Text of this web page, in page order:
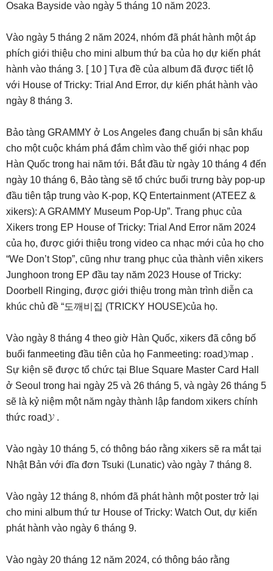
Osaka Bayside vào ngày 5 tháng 10 năm 2023.
Vào ngày 5 tháng 2 năm 2024, nhóm đã phát hành một áp
phích giới thiệu cho mini album thứ ba của họ dự kiến phát
hành vào tháng 3. [ 10 ] Tựa đề của album đã được tiết lộ
với House of Tricky: Trial And Error, dự kiến phát hành vào
ngày 8 tháng 3.
Bảo tàng GRAMMY ở Los Angeles đang chuẩn bị sân khấu
cho một cuộc khám phá đắm chìm vào thế giới nhạc pop
Hàn Quốc trong hai năm tới. Bắt đầu từ ngày 10 tháng 4 đến
ngày 10 tháng 6, Bảo tàng sẽ tổ chức buổi trưng bày pop-up
đầu tiên tập trung vào K-pop, KQ Entertainment (ATEEZ &
xikers): A GRAMMY Museum Pop-Up”. Trang phục của
Xikers trong EP House of Tricky: Trial And Error năm 2024
của họ, được giới thiệu trong video ca nhạc mới của họ cho
“We Don’t Stop”, cũng như trang phục của thành viên xikers
Junghoon trong EP đầu tay năm 2023 House of Tricky:
Doorbell Ringing, được giới thiệu trong màn trình diễn ca
khúc chủ đề “도깨비집 (TRICKY HOUSE)của họ.
Vào ngày 8 tháng 4 theo giờ Hàn Quốc, xikers đã công bố
buổi fanmeeting đầu tiên của họ Fanmeeting: road𝓨map .
Sự kiện sẽ được tổ chức tại Blue Square Master Card Hall
ở Seoul trong hai ngày 25 và 26 tháng 5, và ngày 26 tháng 5
sẽ là kỷ niệm một năm ngày thành lập fandom xikers chính
thức road𝓨 .
Vào ngày 10 tháng 5, có thông báo rằng xikers sẽ ra mắt tại
Nhật Bản với đĩa đơn Tsuki (Lunatic) vào ngày 7 tháng 8.
Vào ngày 12 tháng 8, nhóm đã phát hành một poster trở lại
cho mini album thứ tư House of Tricky: Watch Out, dự kiến
phát hành vào ngày 6 tháng 9.
Vào ngày 20 tháng 12 năm 2024, có thông báo rằng